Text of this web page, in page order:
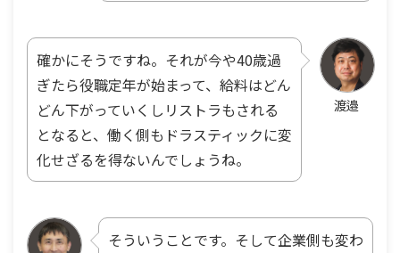
渡邉
確かにそうですね。それが今や40歳過
ぎたら役職定年が始まって、給料はどん
どん下がっていくしリストラもされる
となると、働く側もドラスティックに変
化せざるを得ないんでしょうね。
そういうことです。そして企業側も変わ